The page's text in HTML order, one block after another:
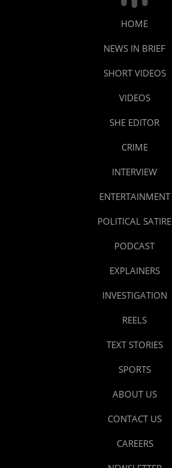
HOME
NEWS IN BRIEF
SHORT VIDEOS
VIDEOS
SHE EDITOR
CRIME
INTERVIEW
ENTERTAINMENT
POLITICAL SATIRE
PODCAST
EXPLAINERS
INVESTIGATION
REELS
TEXT STORIES
SPORTS
ABOUT US
CONTACT US
CAREERS